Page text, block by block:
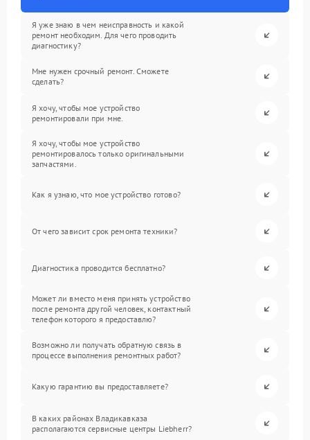
Я уже знаю в чем неисправность и какой
ремонт необходим. Для чего проводить
диагностику?
Мне нужен срочный ремонт. Сможете
сделать?
Я хочу, чтобы мое устройство
ремонтировали при мне.
Я хочу, чтобы мое устройство
ремонтировалось только оригинальными
запчастями.
Как я узнаю, что мое устройство готово?
От чего зависит срок ремонта техники?
Диагностика проводится бесплатно?
Может ли вместо меня принять устройство
после ремонта другой человек, контактный
телефон которого я предоставлю?
Возможно ли получать обратную связь в
процессе выполнения ремонтных работ?
Какую гарантию вы предоставляете?
В каких районах Владикавказа
располагаются сервисные центры Liebherr?